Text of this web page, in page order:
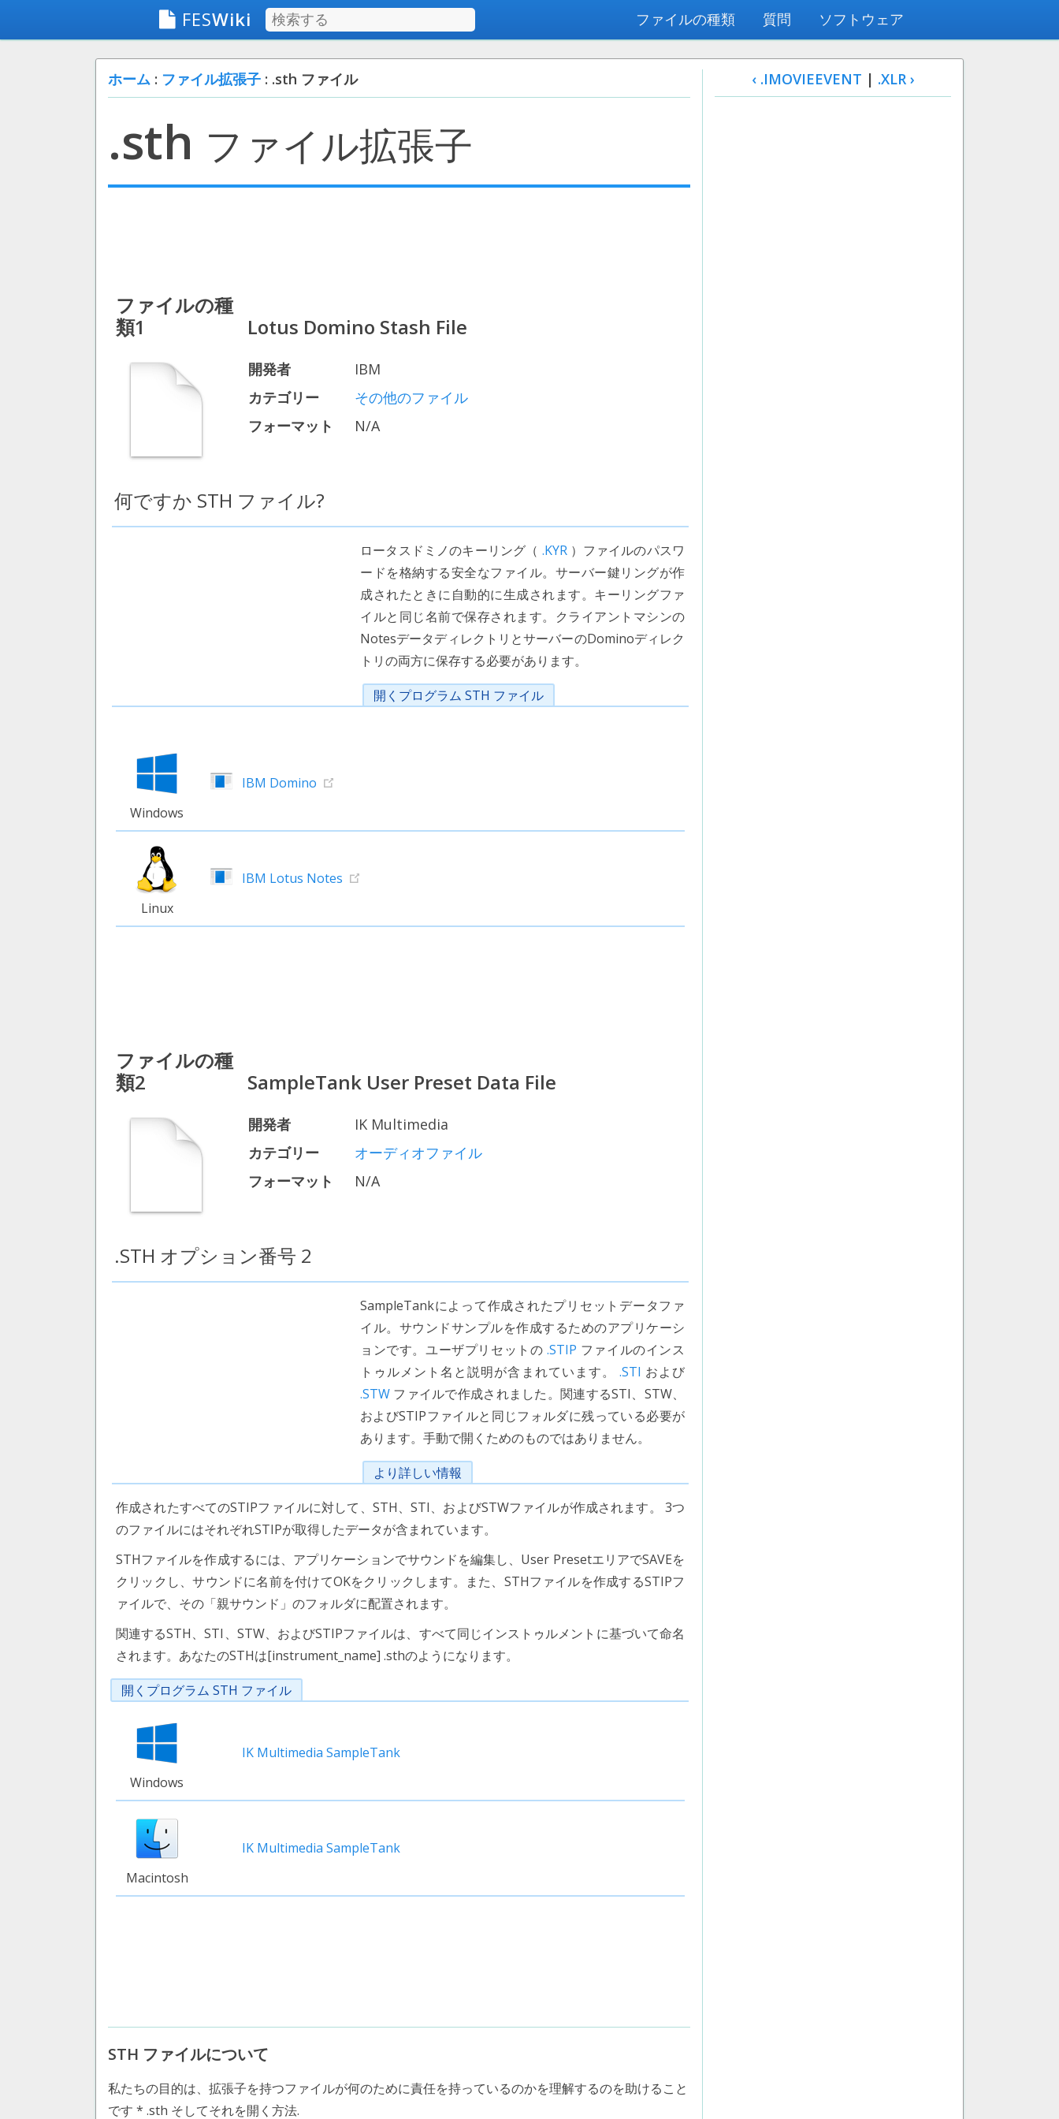
FESWiki ファイルの種類 質問 ソフトウェア
ホーム : ファイル拡張子 : .sth ファイル
.sth ファイル拡張子
ファイルの種
類1
Lotus Domino Stash File
開発者
IBM
カテゴリー
その他のファイル
フォーマット
N/A
何ですか STH ファイル?
ロータスドミノのキーリング（ .KYR）ファイルのパスワ
ードを格納する安全なファイル。サーバー鍵リングが作
成されたときに自動的に生成されます。キーリングファ
イルと同じ名前で保存されます。クライアントマシンの
NotesデータディレクトリとサーバーのDominoディレク
トリの両方に保存する必要があります。
開くプログラム STH ファイル
Windows
IBM Domino
Linux
IBM Lotus Notes
ファイルの種
類2
SampleTank User Preset Data File
開発者
IK Multimedia
カテゴリー
オーディオファイル
フォーマット
N/A
.STH オプション番号 2
SampleTankによって作成されたプリセットデータファ
イル。サウンドサンプルを作成するためのアプリケーシ
ョンです。ユーザプリセットの.STIP ファイルのインス
トゥルメント名と説明が含まれています。 .STI および
.STW ファイルで作成されました。関連するSTI、STW、
およびSTIPファイルと同じフォルダに残っている必要が
あります。手動で開くためのものではありません。
より詳しい情報
作成されたすべてのSTIPファイルに対して、STH、STI、およびSTWファイルが作成されます。 3つ
のファイルにはそれぞれSTIPが取得したデータが含まれています。
STHファイルを作成するには、アプリケーションでサウンドを編集し、User PresetエリアでSAVEを
クリックし、サウンドに名前を付けてOKをクリックします。また、STHファイルを作成するSTIPフ
ァイルで、その「親サウンド」のフォルダに配置されます。
関連するSTH、STI、STW、およびSTIPファイルは、すべて同じインストゥルメントに基づいて命名
されます。あなたのSTHは[instrument_name] .sthのようになります。
開くプログラム STH ファイル
Windows
IK Multimedia SampleTank
Macintosh
IK Multimedia SampleTank
STH ファイルについて
私たちの目的は、拡張子を持つファイルが何のために責任を持っているのかを理解するのを助けること
です * .sth そしてそれを開く方法.
‹ .IMOVIEEVENT | .XLR ›